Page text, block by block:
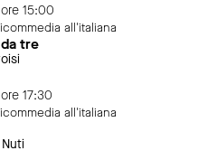
15:00
all'italiana
tre
17:30
all'italiana